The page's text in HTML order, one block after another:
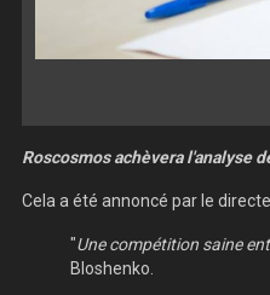
Roscosmos achèvera l'analyse
Cela a été annoncé par le
"Une compétition saine
Bloshenko.